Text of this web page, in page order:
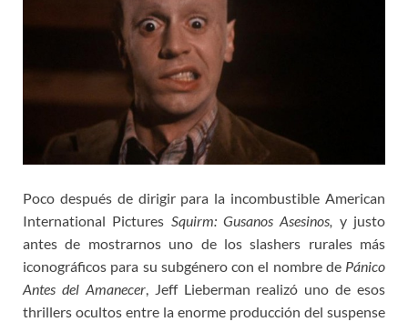
k
n
y
L
n
k
e
a
m
e
t
e
r
e
s
t
Poco después de dirigir para la incombustible American
International Pictures Squirm: Gusanos Asesinos, y justo
antes de mostrarnos uno de los slashers rurales más
iconográficos para su subgénero con el nombre de Pánico
Antes del Amanecer, Jeff Lieberman realizó uno de esos
thrillers ocultos entre la enorme producción del suspense